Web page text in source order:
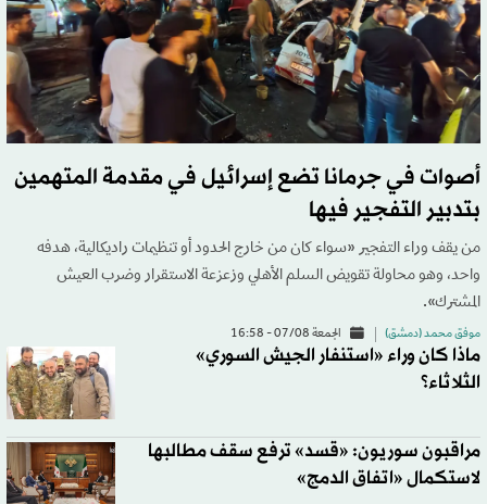
أصوات في جرمانا تضع إسرائيل في مقدمة المتهمين
بتدبير التفجير فيها
من يقف وراء التفجير «سواء كان من خارج الحدود أو تنظيمات راديكالية، هدفه
واحد، وهو محاولة تقويض السلم الأهلي وزعزعة الاستقرار وضرب العيش
المشترك».
موفق محمد (دمشق) الجمعة 07/08 - 16:58
ماذا كان وراء «استنفار الجيش السوري»
الثلاثاء؟
مراقبون سوريون: «قسد» ترفع سقف مطالبها
لاستكمال «اتفاق الدمج»